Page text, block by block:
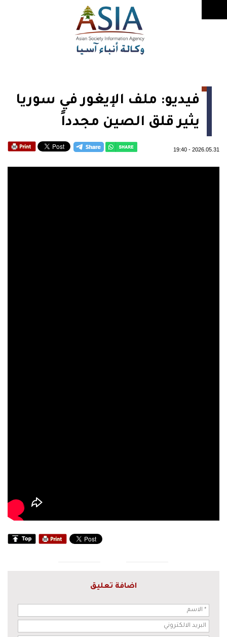
فيديو: ملف الإيغور في سوريا
يثير قلق الصين مجدداً
2026.05.31
-
19:40
اضافة تعليق